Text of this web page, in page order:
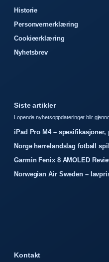
Historie
Personvernerklæring
Cookieerklæring
Nyhetsbrev
Siste artikler
Lopende nyhetsoppdateringer blir
iPad Pro M4 –
Norge herrelandslag fotball
Garmin Fenix 8 AMOLED
Norwegian Air Sweden –
Kontakt